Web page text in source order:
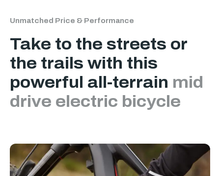
Unmatched Price & Performance
Take to the streets or
the trails with this
powerful all-terrain mid
drive electric bicycle